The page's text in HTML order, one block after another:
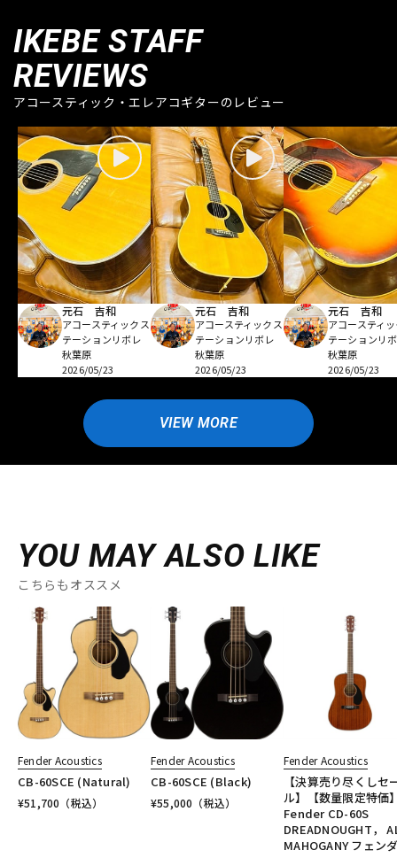
IKEBE STAFF
REVIEWS
アコースティック・エレアコギターのレビュー
元石 吉和
アコースティックス
テーションリボレ
秋葉原
2026/05/23
元石 吉和
アコースティックス
テーションリボレ
秋葉原
2026/05/23
元石 吉和
アコースティ
テーションリ
秋葉原
2026/05/23
VIEW MORE
YOU MAY ALSO LIKE
こちらもオススメ
Fender Acoustics
CB-60SCE (Natural)
¥51,700 （税込）
Fender Acoustics
CB-60SCE (Black)
¥55,000 （税込）
Fender Acoustics
【決算売り尽くしセ
ル】【数量限定特価
Fender CD-60S
DREADNOUGHT，
MAHOGANY フェン